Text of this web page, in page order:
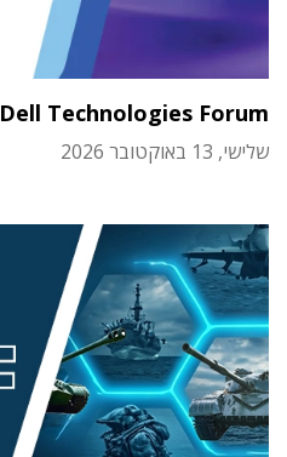
Dell Technologies Forum
שלישי, 13 באוקטובר 2026